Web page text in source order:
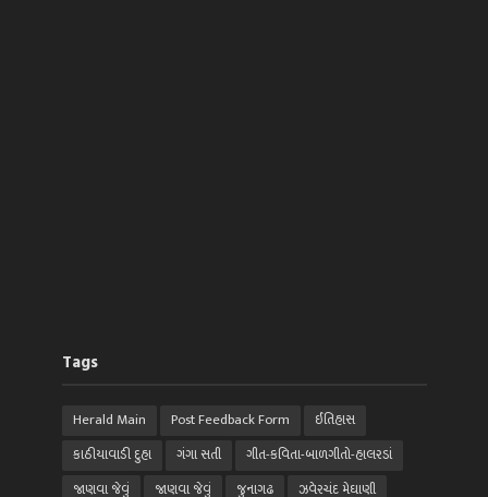
Tags
Herald Main Post Feedback Form
ઈતિહાસ
કાઠીયાવાડી દુહા
ગંગા સતી
ગીત-કવિતા-બાળગીતો-હાલરડાં
જાણવા જેવું
જાણવા જેવું જુનાગઢ ઝવેરચંદ મેઘાણી